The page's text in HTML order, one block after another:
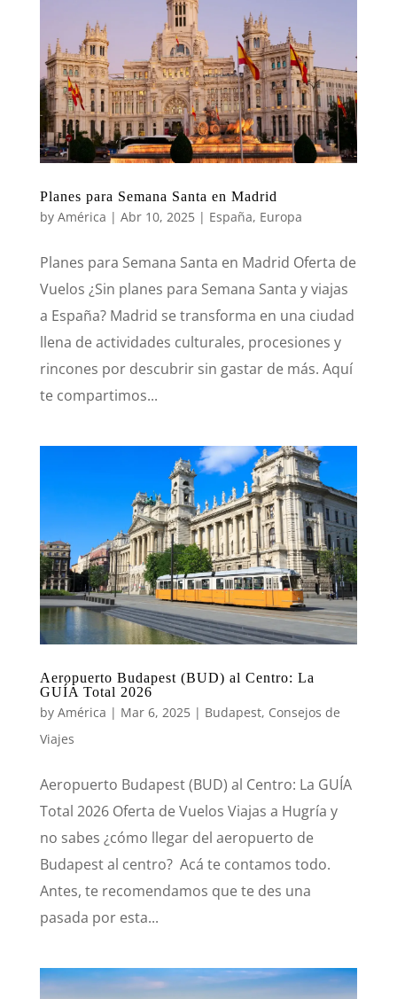
Planes para Semana Santa en Madrid
by América | Abr 10, 2025| España, Europa
Planes para Semana Santa en Madrid Oferta de
Vuelos ¿Sin planes para Semana Santa y viajas
a España? Madrid se transforma en una ciudad
llena de actividades culturales, procesiones y
rincones por descubrir sin gastar de más. Aquí
te compartimos...
Aeropuerto Budapest (BUD) al Centro: La
GUÍA Total 2026
by América | Mar 6, 2025| Budapest, Consejos de
Viajes
Aeropuerto Budapest (BUD) al Centro: La GUÍA
Total 2026 Oferta de Vuelos Viajas a Hugría y
no sabes ¿cómo llegar del aeropuerto de
Budapest al centro? Acá te contamos todo.
Antes, te recomendamos que te des una
pasada por esta...